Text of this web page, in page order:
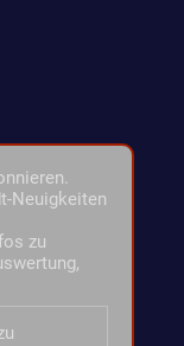
Neuigkeiten
zu